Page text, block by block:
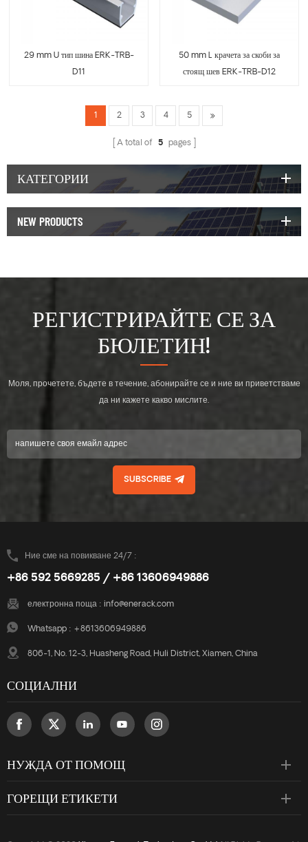
29 mm U тип шина ERK-TRB-
D11
50 mm L крачета за скоби за
стоящ шев ERK-TRB-D12
1 2 3 4 5
A total of 5 pages
КАТЕГОРИИ
NEW PRODUCTS
РЕГИСТРИРАЙТЕ СЕ ЗА
БЮЛЕТИН!
Моля, прочетете, бъдете в течение, абонирайте се и ние ви приветстваме
да ни кажете какво мислите.
SUBSCRIBE
Ние сме на повикване 24/7 :
+86 592 5669285 / +86 13606949886
електронна поща : info@enerack.com
Whatsapp : +8613606949886
806-1, No. 12-3, Huasheng Road, Huli District, Xiamen, China
СОЦИАЛНИ
НУЖДА ОТ ПОМОЩ
ГОРЕЩИ ЕТИКЕТИ